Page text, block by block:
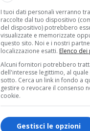
I tuoi dati personali verranno
raccolte dal tuo dispositivo
del dispositivo) potrebbero
visualizzate e memorizzate
questo sito. Noi e i nostri
localizzazione esatti. Elenco
Alcuni fornitori potrebbero
dell'interesse legittimo, al
sotto. Cerca un link in fondo a
gestire o revocare il consenso
cookie.
Gestisci le opzioni